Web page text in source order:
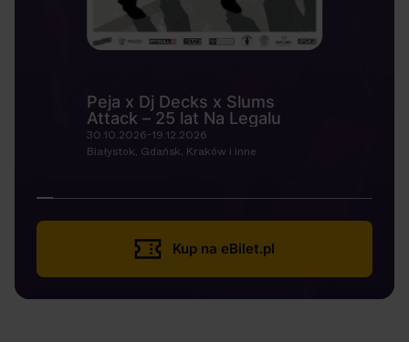
Peja x Dj Decks x Slums
Attack – 25 lat Na Legalu
30.10.2026-19.12.2026
Białystok, Gdańsk, Kraków i inne
Kup na eBilet.pl